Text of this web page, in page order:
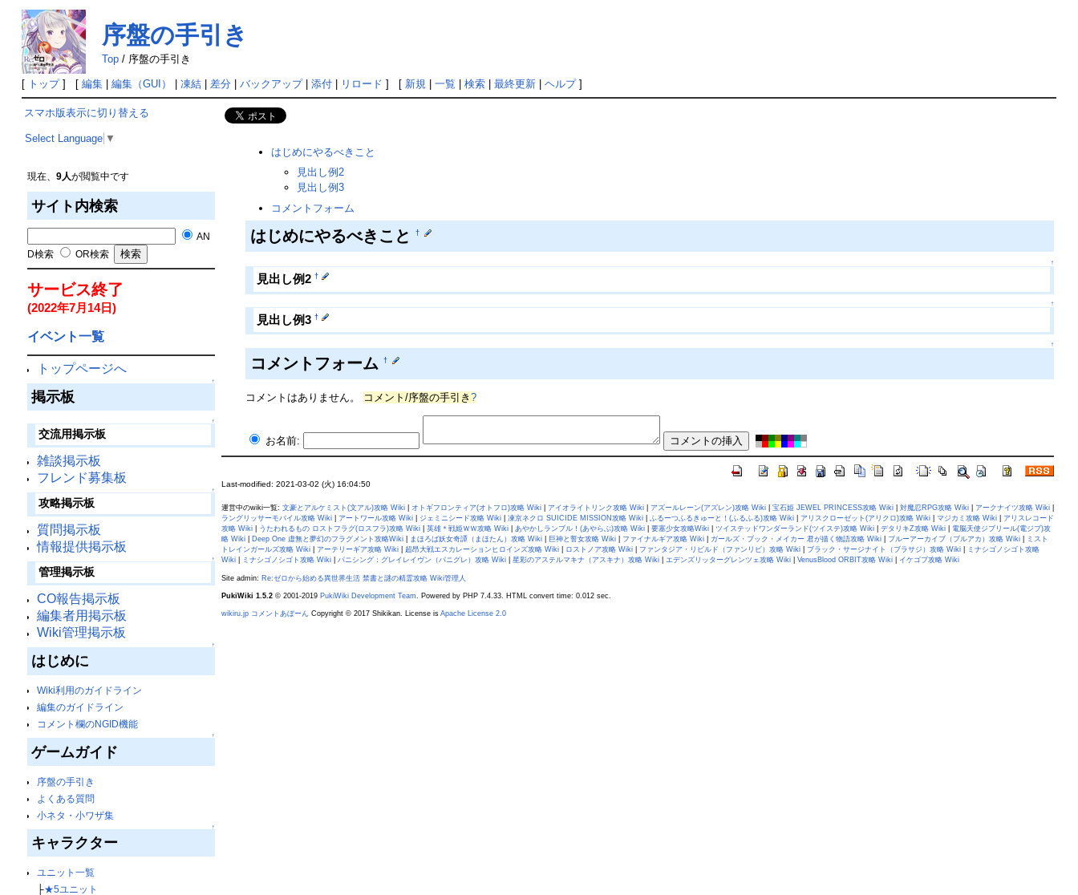
序盤の手引き
Top/ 序盤の手引き
[ トップ] [ 編集| 編集（GUI） 凍結| 差分| バックアップ| 添付| リロード ] [ 新規| 一覧 検索| 最終更新| ヘルプ]
スマホ版表示に切り替える
Select Language ▼
現在、 9人が閲覧中です
サイト内検索
AN
D検索
OR検索
サービス終了
(2022年7月14日)
イベント一覧
トップページへ
↑
掲示板
↑
交流用掲示板
雑談掲示板
フレンド募集板
↑
攻略掲示板
質問掲示板
情報提供掲示板
↑
管理掲示板
CO報告掲示板
編集者用掲示板
Wiki管理掲示板
↑
はじめに
Wiki利用のガイドライン
編集のガイドライン
コメント欄のNGID機能
↑
ゲームガイド
序盤の手引き
よくある質問
小ネタ・小ワザ集
↑
キャラクター
ユニット一覧
├★5ユニット
はじめにやるべきこと
見出し例2
見出し例3
コメントフォーム
はじめにやるべきこと †
↑
見出し例2†
↑
見出し例3†
↑
コメントフォーム †
コメントはありません。 コメント/序盤の手引き ?
お名前:
Last-modified: 2021-03-02 (火) 16:04:50
運営中のwiki一覧: 文豪とアルケミスト(文アル)攻略 Wiki| オトギフロンティア(オトフロ)攻略 Wiki| アイオライトリンク攻略 Wiki| アズールレーン(アズレン)攻略 Wiki| 宝石姫 JEWEL PRINCESS攻略 Wiki| 対魔忍RPG攻略 Wiki| アークナイツ攻略 Wiki|
ラングリッサーモバイル攻略 Wiki| アートワール攻略 Wiki| ジェミニシード攻略 Wiki| 凍京ネクロ SUICIDE MISSION攻略 Wiki| ふるーつふるきゅーと！(ふるふる)攻略 Wiki| アリスクローゼット(アリクロ)攻略 Wiki| マジカミ攻略 Wiki|
アリスレコード
攻略 Wiki| うたわれるもの ロストフラグ(ロスフラ)攻略 Wiki| 英雄＊戦姫ＷＷ攻略 Wiki| あやかしランブル！(あやらぶ)攻略 Wiki| 要塞少女攻略Wiki| ツイステッドワンダーランド(ツイステ)攻略 Wiki| デタリキZ攻略 Wiki|
電脳天使ジブリール(電ジブ)攻
略 Wiki| Deep One 虚無と夢幻のフラグメント攻略Wiki| まほろば妖女奇譚（まほたん）攻略 Wiki| 巨神と誓女攻略 Wiki| ファイナルギア攻略 Wiki| ガールズ・ブック・メイカー 君が描く物語攻略 Wiki| ブルーアーカイブ（ブルアカ）攻略 Wiki|
ミスト
トレインガールズ攻略 Wiki| アーテリーギア攻略 Wiki| 超昂大戦エスカレーションヒロインズ攻略 Wiki| ロストノア攻略 Wiki| ファンタジア・リビルド（ファンリビ）攻略 Wiki| ブラック・サージナイト（ブラサジ）攻略 Wiki|
ミナシゴノシゴト攻略
Wiki| ミナシゴノシゴト攻略 Wiki| パニシング：グレイレイヴン（パニグレ）攻略 Wiki| 星彩のアステルマキナ（アスキナ）攻略 Wiki| エデンズリッターグレンツェ攻略 Wiki| VenusBlood ORBIT攻略 Wiki| イケゴブ攻略 Wiki
Site admin: Re:ゼロから始める異世界生活 禁書と謎の精霊攻略 Wiki管理人
PukiWiki 1.5.2© 2001-2019 PukiWiki Development Team . Powered by PHP 7.4.33. HTML convert time: 0.012 sec.
wikiru.jp コメントあぼーん Copyright © 2017 Shikikan. License is Apache License 2.0